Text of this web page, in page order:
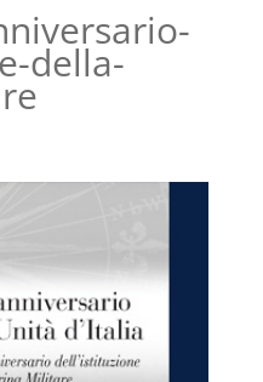
della-